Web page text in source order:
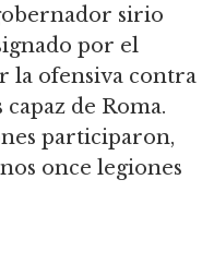
sirio
por el
la ofensiva contra
de Roma.
participaron,
once legiones